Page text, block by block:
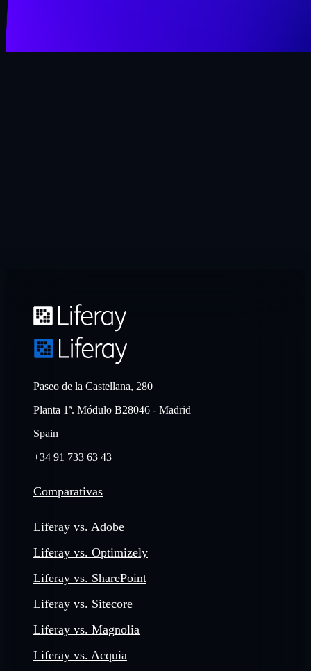
Paseo de la Castellana, 280
Planta 1ª. Módulo B28046 - Madrid
Spain
+34 91 733 63 43
Comparativas
Liferay vs. Adobe
Liferay vs. Optimizely
Liferay vs. SharePoint
Liferay vs. Sitecore
Liferay vs. Magnolia
Liferay vs. Acquia